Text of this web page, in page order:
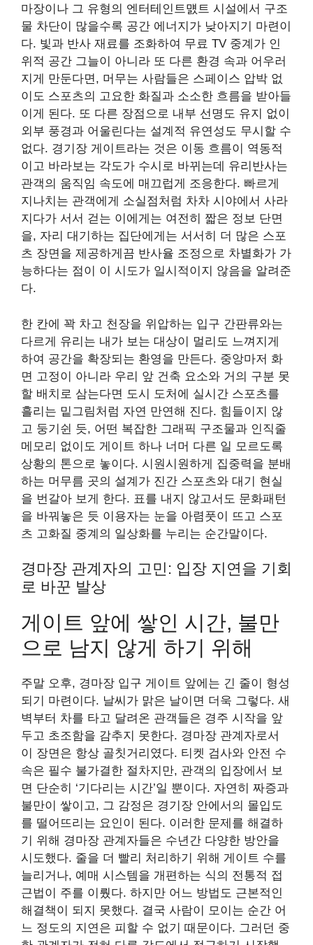
마장이나 그 유형의 엔터테인트먨트 시설에서 구조
물 차단이 많을수록 공간 에너지가 낮아지기 마련이
다. 빛과 반사 재료를 조화하여 무료 TV 중계가 인
위적 공간 그늘이 아니라 또 다른 환경 속과 어우러
지게 만둔다면, 머무는 사람들은 스페이스 압박 없
이도 스포츠의 고요한 화질과 소소한 흐름을 받아들
이게 된다. 또 다른 장점으로 내부 선명도 유지 없이
외부 풍경과 어울린다는 설계적 유연성도 무시할 수
없다. 경기장 게이트라는 것은 이동 흐름이 역동적
이고 바라보는 각도가 수시로 바뀌는데 유리반사는
관객의 움직임 속도에 매끄럽게 조응한다. 빠르게
지나치는 관객에게 소실점처럼 차차 시야에서 사라
지다가 서서 걷는 이에게는 여전히 짧은 정보 단면
을, 자리 대기하는 집단에게는 서서히 더 많은 스포
츠 장면을 제공하게끔 반사율 조정으로 차별화가 가
능하다는 점이 이 시도가 일시적이지 않음을 알려준
다.
한 칸에 꽉 차고 천장을 위압하는 입구 간판류와는
다르게 유리는 내가 보는 대상이 멀리도 느껴지게
하여 공간을 확장되는 환영을 만든다. 중앙마저 화
면 고정이 아니라 우리 앞 건축 요소와 거의 구분 못
할 배치로 삼는다면 도시 도처에 실시간 스포츠를
흘리는 밑그림처럼 자연 만연해 진다. 힘들이지 않
고 둥기쉰 듯, 어떤 복잡한 그래픽 구조물과 인직줄
메모리 없이도 게이트 하나 너머 다른 일 모르도록
상황의 톤으로 놓이다. 시원시원하게 집중력을 분배
하는 머무름 곳의 설계가 진간 스포츠와 대기 현실
을 번갈아 보게 한다. 표를 내지 않고서도 문화패턴
을 바꿔놓은 듯 이용자는 눈을 아렴풋이 뜨고 스포
츠 고화질 중계의 일상화를 누리는 순간말이다.
경마장 관계자의 고민: 입장 지연을 기회
로 바꾼 발상
게이트 앞에 쌓인 시간, 불만
으로 남지 않게 하기 위해
주말 오후, 경마장 입구 게이트 앞에는 긴 줄이 형성
되기 마련이다. 날씨가 맑은 날이면 더욱 그렇다. 새
벽부터 차를 타고 달려온 관객들은 경주 시작을 앞
두고 초조함을 감추지 못한다. 경마장 관계자로서
이 장면은 항상 골칫거리였다. 티켓 검사와 안전 수
속은 필수 불가결한 절차지만, 관객의 입장에서 보
면 단순히 ‘기다리는 시간’일 뿐이다. 자연히 짜증과
불만이 쌓이고, 그 감정은 경기장 안에서의 몰입도
를 떨어뜨리는 요인이 된다. 이러한 문제를 해결하
기 위해 경마장 관계자들은 수년간 다양한 방안을
시도했다. 줄을 더 빨리 처리하기 위해 게이트 수를
늘리거나, 예매 시스템을 개편하는 식의 전통적 접
근법이 주를 이뤘다. 하지만 어느 방법도 근본적인
해결책이 되지 못했다. 결국 사람이 모이는 순간 어
느 정도의 지연은 피할 수 없기 때문이다. 그러던 중